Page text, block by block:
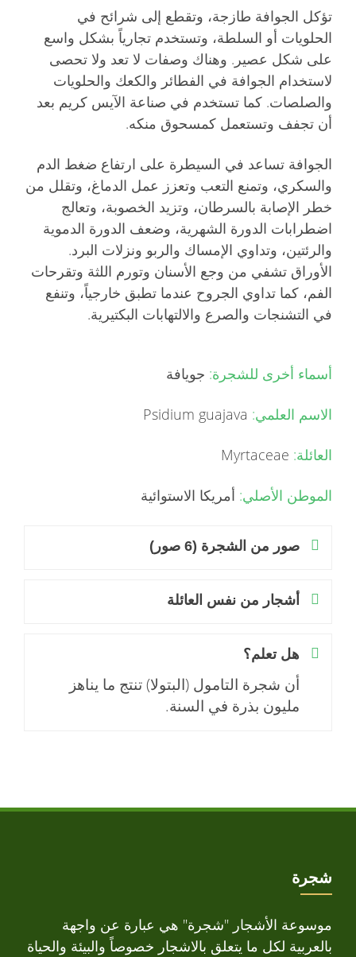
تؤكل الجوافة طازجة، وتقطع إلى شرائح في
الحلويات أو السلطة، وتستخدم تجارياً بشكل واسع
على شكل عصير. وهناك وصفات لا تعد ولا تحصى
لاستخدام الجوافة في الفطائر والكعك والحلويات
والصلصات. كما تستخدم في صناعة الآيس كريم بعد
أن تجفف وتستعمل كمسحوق منكه.
الجوافة تساعد في السيطرة على ارتفاع ضغط الدم
والسكري، وتمنع التعب وتعزز عمل الدماغ، وتقلل من
خطر الإصابة بالسرطان، وتزيد الخصوبة، وتعالج
اضطرابات الدورة الشهرية، وضعف الدورة الدموية
والرئتين، وتداوي الإمساك والربو ونزلات البرد.
الأوراق تشفي من وجع الأسنان وتورم اللثة وتقرحات
الفم، كما تداوي الجروح عندما تطبق خارجياً، وتنفع
في التشنجات والصرع والالتهابات البكتيرية.
أسماء أخرى للشجرة: جويافة
الاسم العلمي:
العائلة:
الموطن الأصلي: أمريكا الاستوائية
صور من الشجرة (6 صور)
أشجار من نفس العائلة
هل تعلم؟
أن شجرة التامول (البتولا) تنتج ما يناهز
مليون بذرة في السنة.
شجرة
موسوعة الأشجار "شجرة" هي عبارة عن واجهة
بالعربية لكل ما يتعلق بالاشجار خصوصاً والبيئة والحياة